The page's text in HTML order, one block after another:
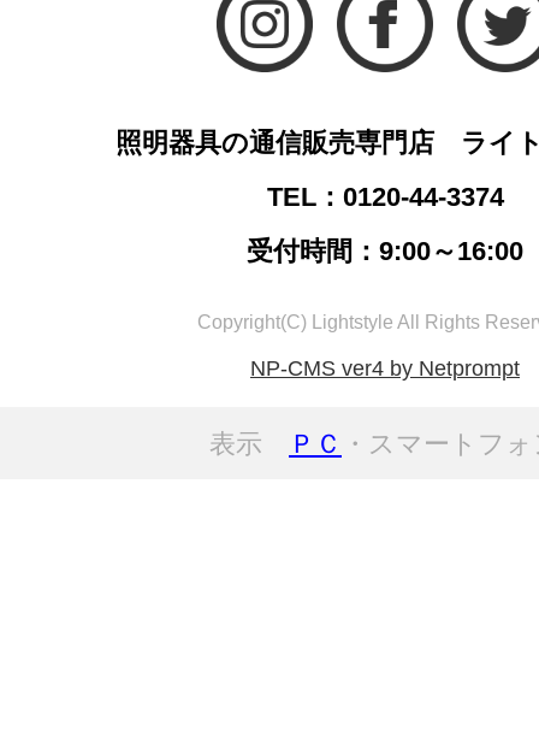
照明器具の通信販売専門店 ライ
TEL：0120-44-3374
受付時間：9:00～16:00
Copyright(C) Lightstyle All Rights
NP-CMS ver4 by Netprompt
表示 ＰＣ ・スマートフ